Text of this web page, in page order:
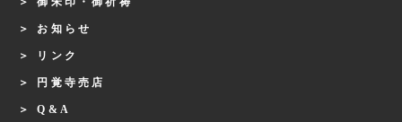
お知らせ
リンク
円覚寺売店
Q&A